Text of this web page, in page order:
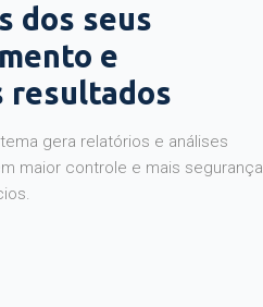
dos seus
e
resultados
gera relatórios e análises
maior controle e mais segurança